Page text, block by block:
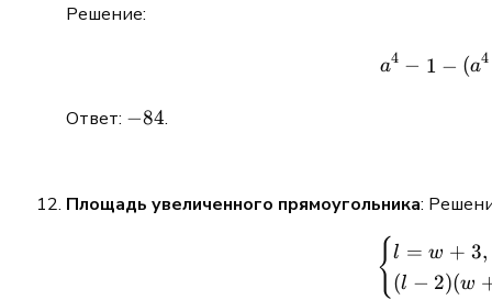
Решение:
a4 − 1 − (a4
Ответ: -84
−84.
Площадь увеличенного прямоугольника:
{l = w + 3,
(l − 2)(w